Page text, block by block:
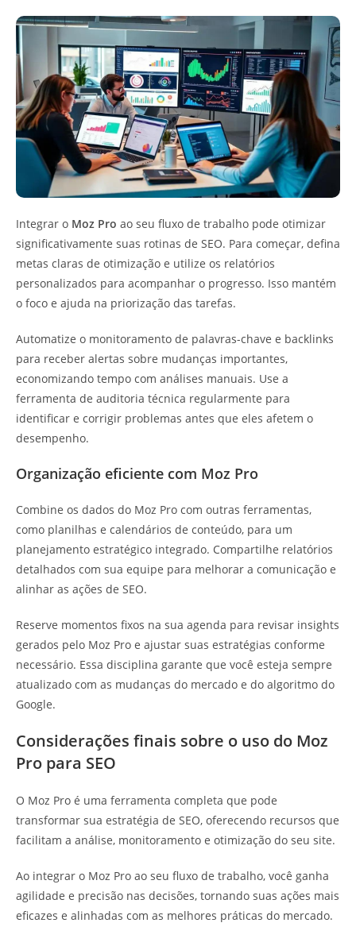
Integrar o Moz Pro ao seu fluxo de trabalho pode otimizar
significativamente suas rotinas de SEO. Para começar, defina
metas claras de otimização e utilize os relatórios
personalizados para acompanhar o progresso. Isso mantém
o foco e ajuda na priorização das tarefas.
Automatize o monitoramento de palavras-chave e backlinks
para receber alertas sobre mudanças importantes,
economizando tempo com análises manuais. Use a
ferramenta de auditoria técnica regularmente para
identificar e corrigir problemas antes que eles afetem o
desempenho.
Organização eficiente com Moz Pro
Combine os dados do Moz Pro com outras ferramentas,
como planilhas e calendários de conteúdo, para um
planejamento estratégico integrado. Compartilhe relatórios
detalhados com sua equipe para melhorar a comunicação e
alinhar as ações de SEO.
Reserve momentos fixos na sua agenda para revisar insights
gerados pelo Moz Pro e ajustar suas estratégias conforme
necessário. Essa disciplina garante que você esteja sempre
atualizado com as mudanças do mercado e do algoritmo do
Google.
Considerações finais sobre o uso do Moz
Pro para SEO
O Moz Pro é uma ferramenta completa que pode
transformar sua estratégia de SEO, oferecendo recursos que
facilitam a análise, monitoramento e otimização do seu site.
Ao integrar o Moz Pro ao seu fluxo de trabalho, você ganha
agilidade e precisão nas decisões, tornando suas ações mais
eficazes e alinhadas com as melhores práticas do mercado.